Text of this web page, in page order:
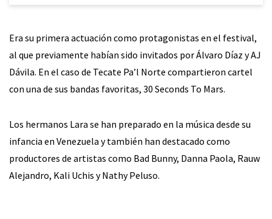
Era su primera actuación como protagonistas en el festival,
al que previamente habían sido invitados por Álvaro Díaz y AJ
Dávila. En el caso de Tecate Pa’l Norte compartieron cartel
con una de sus bandas favoritas, 30 Seconds To Mars.
Los hermanos Lara se han preparado en la música desde su
infancia en Venezuela y también han destacado como
productores de artistas como Bad Bunny, Danna Paola, Rauw
Alejandro, Kali Uchis y Nathy Peluso.